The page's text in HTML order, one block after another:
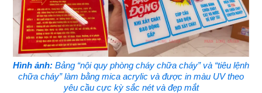
Hình ảnh: Bảng “nội quy phòng cháy chữa cháy” và “tiêu lệnh
chữa cháy” làm bằng mica acrylic và được in màu UV theo
yêu cầu cực kỳ sắc nét và đẹp mắt